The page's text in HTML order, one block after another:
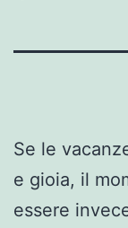
Se le
e gioia, il
essere